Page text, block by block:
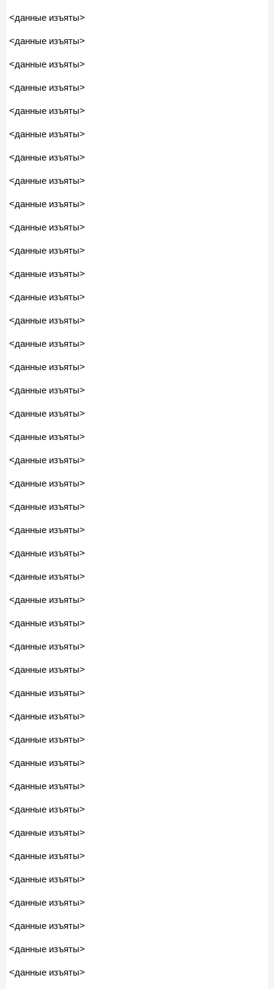
<данные изъяты>
<данные изъяты>
<данные изъяты>
<данные изъяты>
<данные изъяты>
<данные изъяты>
<данные изъяты>
<данные изъяты>
<данные изъяты>
<данные изъяты>
<данные изъяты>
<данные изъяты>
<данные изъяты>
<данные изъяты>
<данные изъяты>
<данные изъяты>
<данные изъяты>
<данные изъяты>
<данные изъяты>
<данные изъяты>
<данные изъяты>
<данные изъяты>
<данные изъяты>
<данные изъяты>
<данные изъяты>
<данные изъяты>
<данные изъяты>
<данные изъяты>
<данные изъяты>
<данные изъяты>
<данные изъяты>
<данные изъяты>
<данные изъяты>
<данные изъяты>
<данные изъяты>
<данные изъяты>
<данные изъяты>
<данные изъяты>
<данные изъяты>
<данные изъяты>
<данные изъяты>
<данные изъяты>